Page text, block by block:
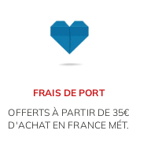
FRAIS DE PORT
OFFERTS À PARTIR DE 35€
D'ACHAT EN FRANCE MÉT.